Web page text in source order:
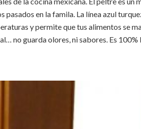
en la famila. La línea azul
y permite que tus alimentos se
no guarda olores, ni sabores. Es